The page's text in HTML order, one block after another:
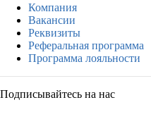
Компания
Вакансии
Реквизиты
Реферальная программа
Программа лояльности
Подписывайтесь на нас